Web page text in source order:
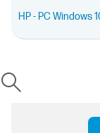
HP - PC Windows